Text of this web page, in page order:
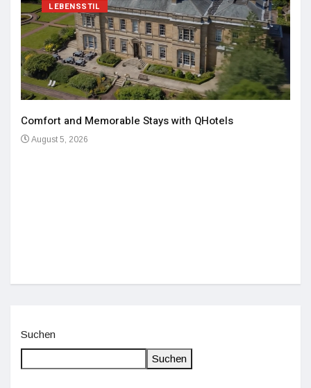
LEBENSSTIL
Comfort and Memorable Stays with QHotels
August 5, 2026
Suchen
Suchen